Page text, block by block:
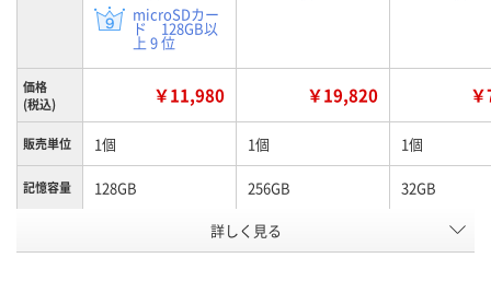
microSDカー
ド 128GB以
上 9 位
価格
(税込)
￥11,980 ￥19,820
販売単位 1個 1個 1個
記憶容量 128GB 256GB 32GB
WKA4836 WKA4853
詳しく見る